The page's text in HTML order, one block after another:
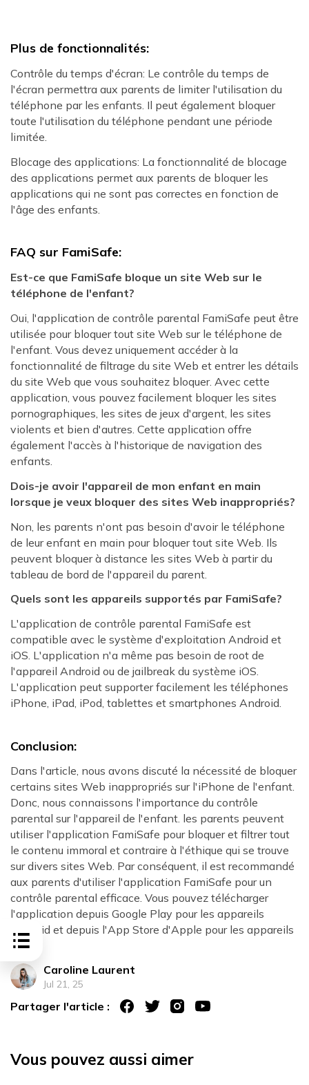
Plus de fonctionnalités:
Contrôle du temps d'écran: Le contrôle du temps de
l'écran permettra aux parents de limiter l'utilisation du
téléphone par les enfants. Il peut également bloquer
toute l'utilisation du téléphone pendant une période
limitée.
Blocage des applications: La fonctionnalité de blocage
des applications permet aux parents de bloquer les
applications qui ne sont pas correctes en fonction de
l'âge des enfants.
FAQ sur FamiSafe:
Est-ce que FamiSafe bloque un site Web sur le
téléphone de l'enfant?
Oui, l'application de contrôle parental FamiSafe peut être
utilisée pour bloquer tout site Web sur le téléphone de
l'enfant. Vous devez uniquement accéder à la
fonctionnalité de filtrage du site Web et entrer les détails
du site Web que vous souhaitez bloquer. Avec cette
application, vous pouvez facilement bloquer les sites
pornographiques, les sites de jeux d'argent, les sites
violents et bien d'autres. Cette application offre
également l'accès à l'historique de navigation des
enfants.
Dois-je avoir l'appareil de mon enfant en main
lorsque je veux bloquer des sites Web inappropriés?
Non, les parents n'ont pas besoin d'avoir le téléphone
de leur enfant en main pour bloquer tout site Web. Ils
peuvent bloquer à distance les sites Web à partir du
tableau de bord de l'appareil du parent.
Quels sont les appareils supportés par FamiSafe?
L'application de contrôle parental FamiSafe est
compatible avec le système d'exploitation Android et
iOS. L'application n'a même pas besoin de root de
l'appareil Android ou de jailbreak du système iOS.
L'application peut supporter facilement les téléphones
iPhone, iPad, iPod, tablettes et smartphones Android.
Conclusion:
Dans l'article, nous avons discuté la nécessité de bloquer
certains sites Web inappropriés sur l'iPhone de l'enfant.
Donc, nous connaissons l'importance du contrôle
parental sur l'appareil de l'enfant. les parents peuvent
utiliser l'application FamiSafe pour bloquer et filtrer tout
le contenu immoral et contraire à l'éthique qui se trouve
sur divers sites Web. Par conséquent, il est recommandé
aux parents d'utiliser l'application FamiSafe pour un
contrôle parental efficace. Vous pouvez télécharger
l'application depuis Google Play pour les appareils
Android et depuis l'App Store d'Apple pour les appareils
iOS.
Caroline Laurent
Jul 21, 25
Partager l'article :
Vous pouvez aussi aimer